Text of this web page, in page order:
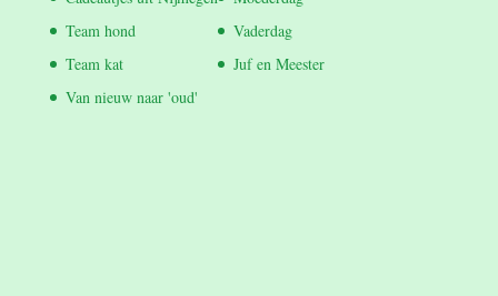
Team hond
Team kat
Van nieuw naar 'oud'
Vaderdag
Juf en Meester